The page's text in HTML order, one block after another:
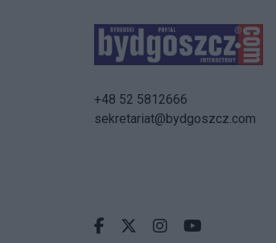
+48 52 5812666
sekretariat@bydgoszcz.com
Facebook.com
X.comInstagram.com
Youtube.com